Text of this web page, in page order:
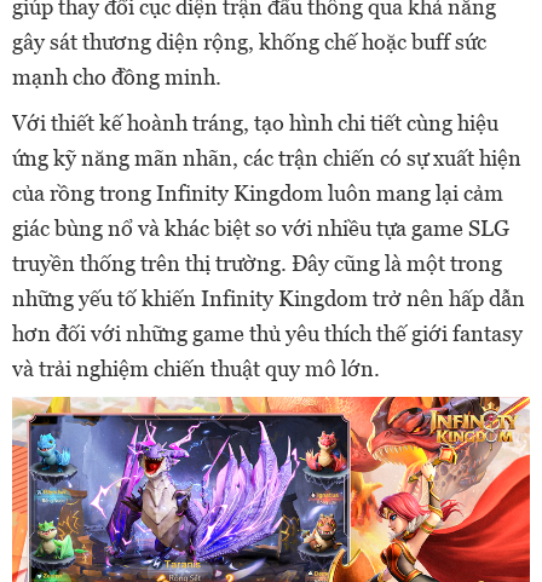
giúp thay đổi cục diện trận đấu thông qua khả năng
gây sát thương diện rộng, khống chế hoặc buff sức
mạnh cho đồng minh.
Với thiết kế hoành tráng, tạo hình chi tiết cùng hiệu
ứng kỹ năng mãn nhãn, các trận chiến có sự xuất hiện
của rồng trong Infinity Kingdom luôn mang lại cảm
giác bùng nổ và khác biệt so với nhiều tựa game SLG
truyền thống trên thị trường. Đây cũng là một trong
những yếu tố khiến Infinity Kingdom trở nên hấp dẫn
hơn đối với những game thủ yêu thích thế giới fantasy
và trải nghiệm chiến thuật quy mô lớn.